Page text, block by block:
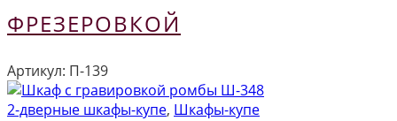
ФРЕЗЕРОВКОЙ
Артикул: П-139
2-дверные шкафы-купе, Шкафы-купе